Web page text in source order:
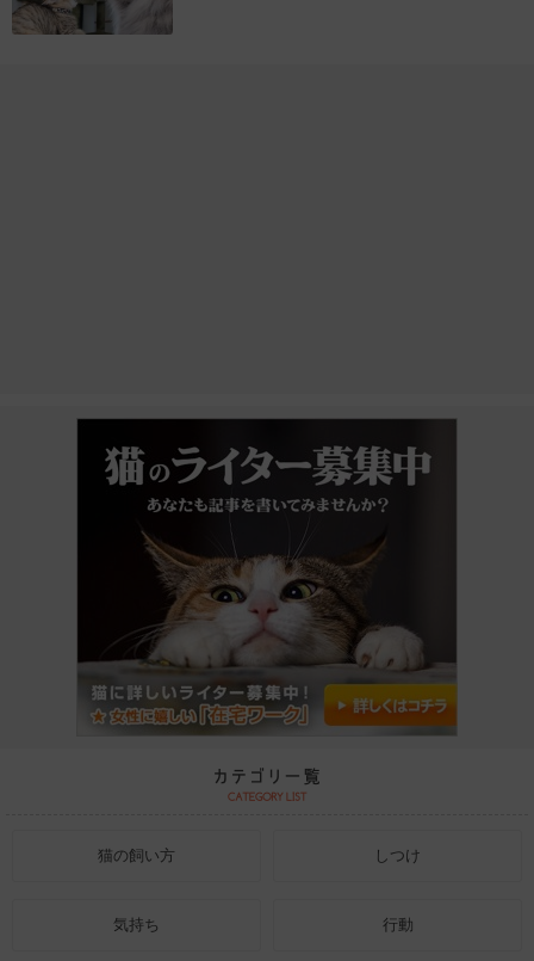
猫の飼い方 しつけ
気持ち 行動